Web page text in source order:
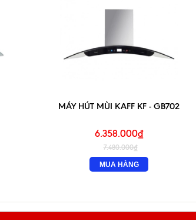
MÁY HÚT MÙI KAFF KF - GB702
6.358.000₫
7.480.000₫
MUA HÀNG